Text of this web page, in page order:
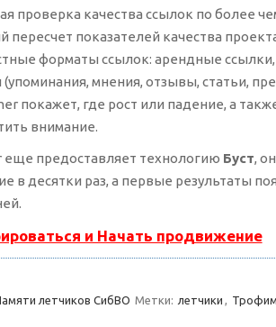
проверка качества ссылок по более
пересчет показателей качества
форматы ссылок: арендные
мнения, отзывы, статьи,
покажет, где рост или падение, а
внимание.
еще предоставляет технологию Буст,
в десятки раз, а первые результаты
и Начать продвижение
летчиков СибВО Метки: летчики ,